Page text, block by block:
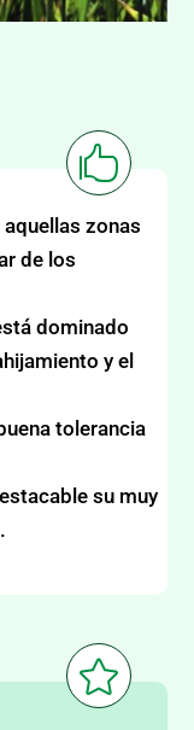

zonas
de los
dominado
y el
tolerancia
su muy
